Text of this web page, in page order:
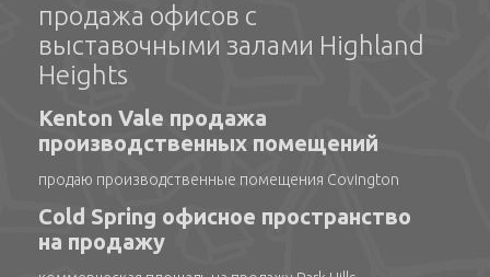
продажа офисов с
выставочными залами Highland
Heights
Kenton Vale продажа
производственных помещений
продаю производственные помещения Covington
Cold Spring офисное пространство
на продажу